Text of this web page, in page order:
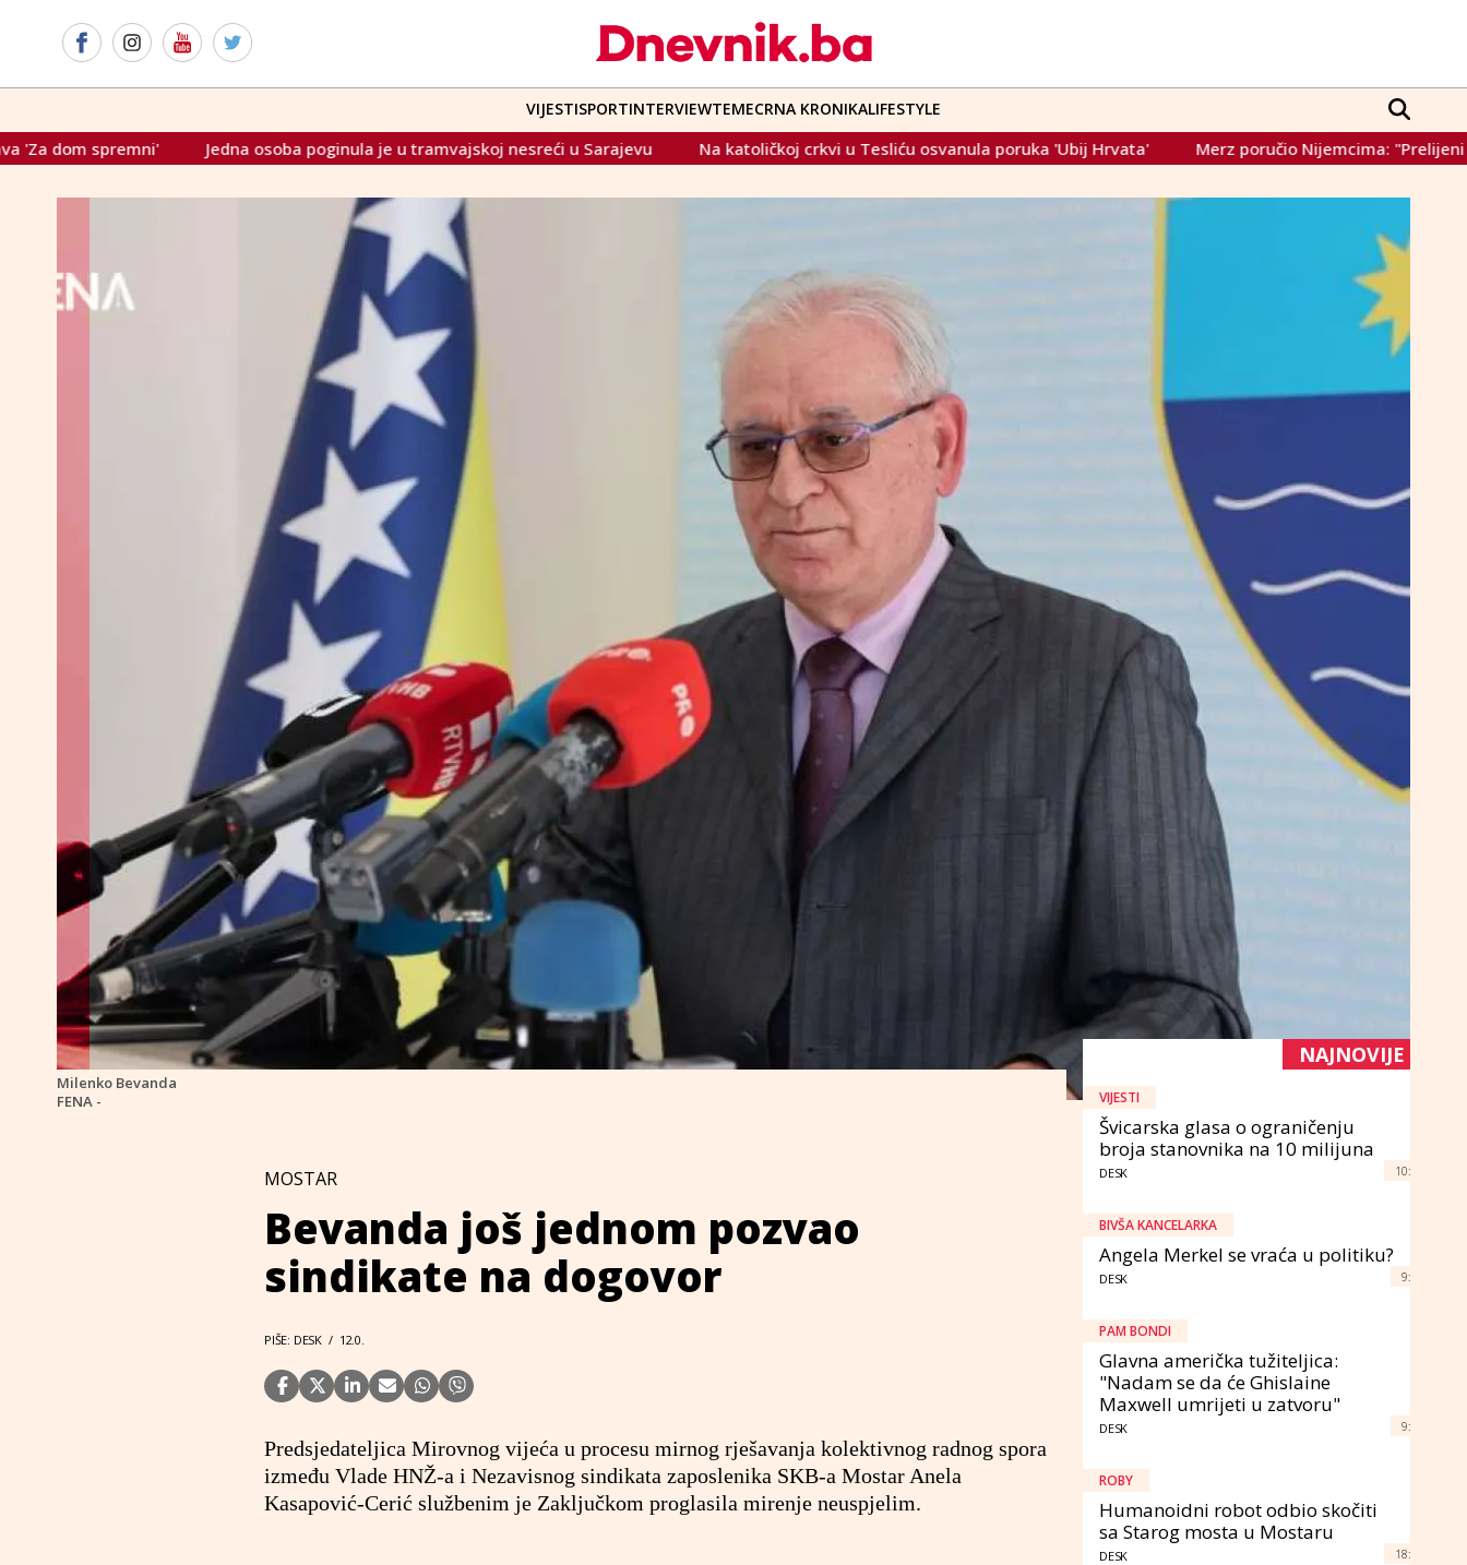
VIJESTISPORTINTERVIEWTEMECRNA KRONIKALIFESTYLE
Jedna osoba poginula je u tramvajskoj nesreći u Sarajevu Na katoličkoj crkvi u Tesliću osvanula poruka 'Ubij Hrvata' Merz poručio Nijemcima: "Prelijeni ste! Pogledajte Grčku"
Milenko Bevanda
FENA -
MOSTAR
Bevanda još jednom pozvao
sindikate na dogovor
PIŠE: DESK / 12.0.
Predsjedateljica Mirovnog vijeća u procesu mirnog rješavanja kolektivnog radnog spora
između Vlade HNŽ-a i Nezavisnog sindikata zaposlenika SKB-a Mostar Anela
Kasapović-Cerić službenim je Zaključkom proglasila mirenje neuspjelim.
NAJNOVIJE
VIJESTI
Švicarska glasa o ograničenju
broja stanovnika na 10 milijuna
DESK 10:
BIVŠA KANCELARKA
Angela Merkel se vraća u politiku?
DESK 9:
PAM BONDI
Glavna američka tužiteljica:
"Nadam se da će Ghislaine
Maxwell umrijeti u zatvoru"
DESK 9:
ROBY
Humanoidni robot odbio skočiti
sa Starog mosta u Mostaru
DESK 18: